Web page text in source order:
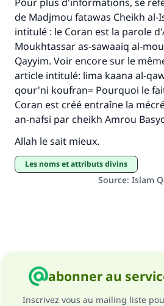
de Madjmou fatawas Cheikh al-
intitulé : le Coran est la parole
Moukhtassar as-sawaaiq al-
Qayyim. Voir encore sur le
article intitulé: lima kaana al-
qour'ni koufran= Pourquoi le
Coran est créé entraîne la
an-nafsi par cheikh Amrou
Allah le sait mieux.
Les noms et attributs divins
Source: Islam
abonner au
Inscrivez vous au mailing liste